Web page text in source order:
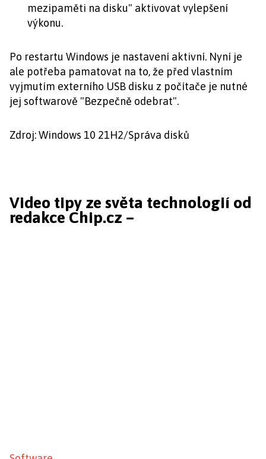
mezipaměti na disku" aktivovat vylepšení
výkonu.
Po restartu Windows je nastavení aktivní. Nyní je
ale potřeba pamatovat na to, že před vlastním
vyjmutím externího USB disku z počítače je nutné
jej softwarově "Bezpečně odebrat".
Zdroj: Windows 10 21H2/Správa disků
Video tipy ze světa technologií od
redakce Chip.cz –